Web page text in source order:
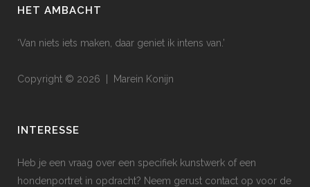
HET AMBACHT
‘Van niets iets maken, daar geniet ik intens van.’
Copyright © 2026 | Marein Konijn
INTERESSE
Heb je een vraag over een specifiek kunstwerk of een
hondenportret in opdracht? Neem gerust contact op voor de